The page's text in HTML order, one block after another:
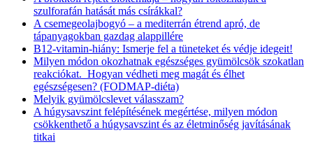
szulforafán hatását más csírákkal?
A csemegeolajbogyó – a mediterrán étrend apró, de
tápanyagokban gazdag alappillére
B12-vitamin-hiány: Ismerje fel a tüneteket és védje idegeit!
Milyen módon okozhatnak egészséges gyümölcsök szokatlan
reakciókat. Hogyan védheti meg magát és élhet
egészségesen? (FODMAP-diéta)
Melyik gyümölcslevet válasszam?
A húgysavszint felépítésének megértése, milyen módon
csökkenthető a húgysavszint és az életminőség javításának
titkai